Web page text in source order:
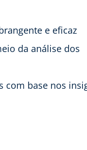
e eficaz
da análise dos
com base nos